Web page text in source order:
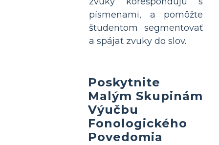
písmenami, a pomôžte
študentom segmentovať
a spájať zvuky do slov.
Poskytnite
Malým Skupinám
Výučbu
Fonologického
Povedomia